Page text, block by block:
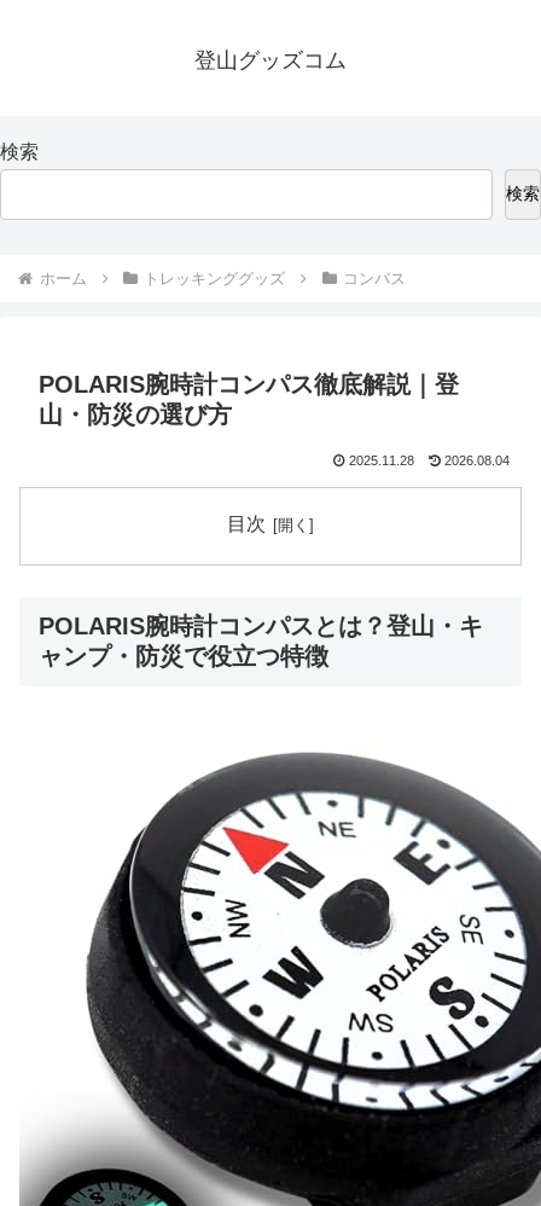
登山グッズコム
検索
検索
ホーム トレッキンググッズ コンパス
POLARIS腕時計コンパス徹底解説｜登
山・防災の選び方
2025.11.28 2026.08.04
目次
POLARIS腕時計コンパスとは？登山・キ
ャンプ・防災で役立つ特徴